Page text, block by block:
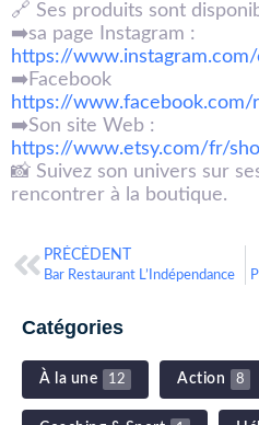
🔗 Ses produits sont
➡️sa page Instagram :
https://
➡️Facebook
https://
➡️Son site Web :
https://www.etsy.com/fr/
📸 Suivez son univers sur
rencontrer à la boutique.
PRÉCÉDENT
Bar Restaurant L’Indépendance
Catégories
À la une 12 Action 8